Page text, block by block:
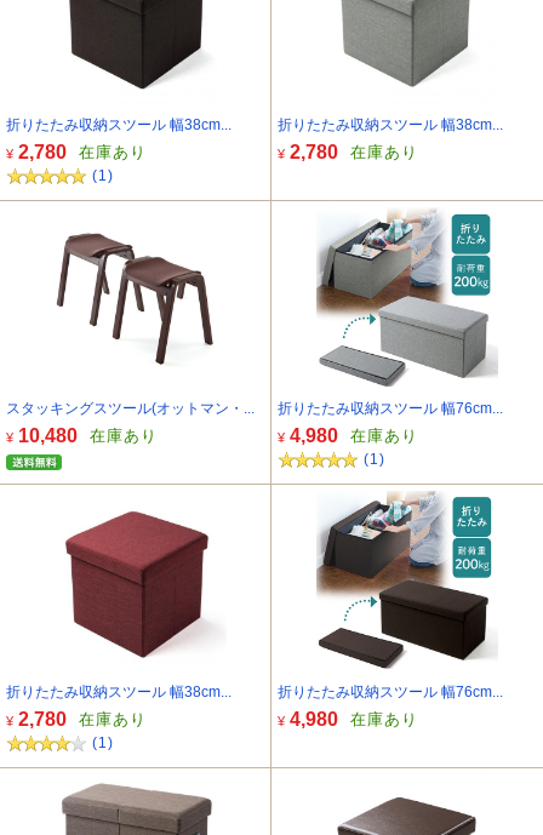
折りたたみ収納スツール 幅38cm...
¥ 2,780 在庫あり
(1)
折りたたみ収納スツール 幅38cm...
¥ 2,780 在庫あり
スタッキングスツール(オットマン・...
¥ 10,480 在庫あり
折りたたみ収納スツール 幅76cm...
¥ 4,980 在庫あり
(1)
折りたたみ収納スツール 幅38cm...
¥ 2,780 在庫あり
(1)
折りたたみ収納スツール 幅76cm...
¥ 4,980 在庫あり